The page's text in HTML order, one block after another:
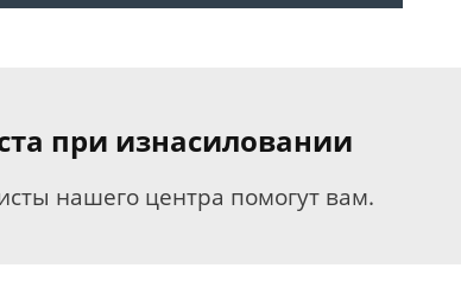
при изнасиловании
нашего центра помогут вам.